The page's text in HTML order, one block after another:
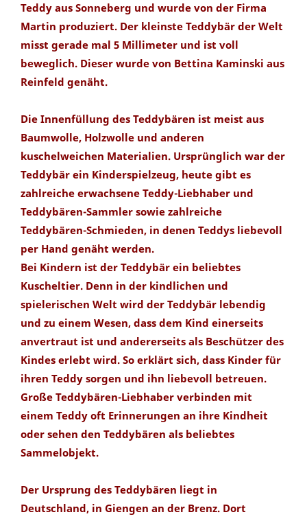
Teddy aus Sonneberg und wurde von der Firma
Martin produziert. Der kleinste Teddybär der Welt
misst gerade mal 5 Millimeter und ist voll
beweglich. Dieser wurde von Bettina Kaminski aus
Reinfeld genäht.
Die Innenfüllung des Teddybären ist meist aus
Baumwolle, Holzwolle und anderen
kuschelweichen Materialien. Ursprünglich war der
Teddybär ein Kinderspielzeug, heute gibt es
zahlreiche erwachsene Teddy-Liebhaber und
Teddybären-Sammler sowie zahlreiche
Teddybären-Schmieden, in denen Teddys liebevoll
per Hand genäht werden.
Bei Kindern ist der Teddybär ein beliebtes
Kuscheltier. Denn in der kindlichen und
spielerischen Welt wird der Teddybär lebendig
und zu einem Wesen, dass dem Kind einerseits
anvertraut ist und andererseits als Beschützer des
Kindes erlebt wird. So erklärt sich, dass Kinder für
ihren Teddy sorgen und ihn liebevoll betreuen.
Große Teddybären-Liebhaber verbinden mit
einem Teddy oft Erinnerungen an ihre Kindheit
oder sehen den Teddybären als beliebtes
Sammelobjekt.
Der Ursprung des Teddybären liegt in
Deutschland, in Giengen an der Brenz. Dort